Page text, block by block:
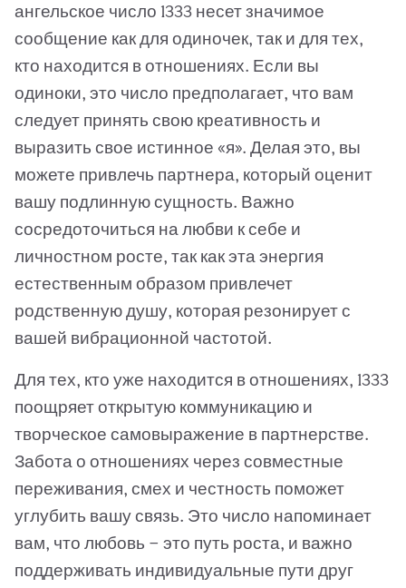
ангельское число 1333 несет значимое
сообщение как для одиночек, так и для тех,
кто находится в отношениях. Если вы
одиноки, это число предполагает, что вам
следует принять свою креативность и
выразить свое истинное «я». Делая это, вы
можете привлечь партнера, который оценит
вашу подлинную сущность. Важно
сосредоточиться на любви к себе и
личностном росте, так как эта энергия
естественным образом привлечет
родственную душу, которая резонирует с
вашей вибрационной частотой.
Для тех, кто уже находится в отношениях, 1333
поощряет открытую коммуникацию и
творческое самовыражение в партнерстве.
Забота о отношениях через совместные
переживания, смех и честность поможет
углубить вашу связь. Это число напоминает
вам, что любовь — это путь роста, и важно
поддерживать индивидуальные пути друг